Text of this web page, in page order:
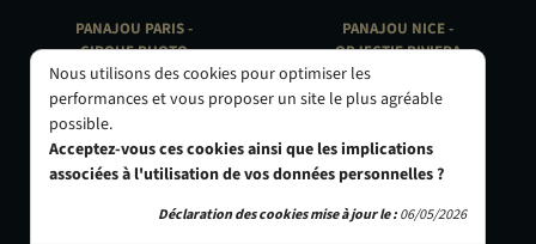
PANAJOU PARIS -
CIRQUE PHOTO
9, bd des Filles-du-Calvaire
75003 Paris
01 40 29 91 91
PANAJOU NICE -
OBJECTIF RIVIERA
24 Rue de l'Hôtel des Postes
06000 Nice
Nous utilisons des cookies pour optimiser les
performances et vous proposer un site le plus agréable
possible.
Acceptez-vous ces cookies ainsi que les implications
associées à l'utilisation de vos données personnelles ?
Déclaration des cookies mise à jour le :06/05/2026